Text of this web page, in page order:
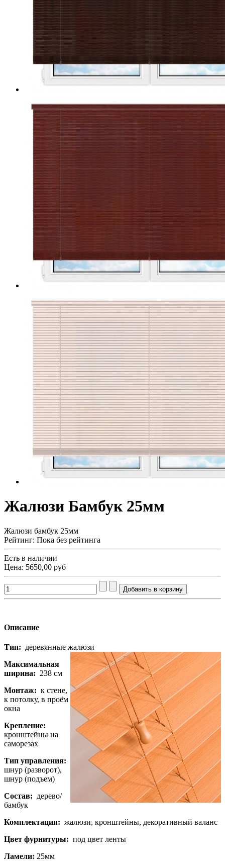
Жалюзи Бамбук 25мм
Жалюзи бамбук 25мм
Рейтинг: Пока без рейтинга
Есть в наличии
Цена: 5650,00 руб
Описание
Тип: деревянные жалюзи
Максимальная
ширина: 238 см
Монтаж: к стене,
к потолку, в проём
окна
Крепление:
кронштейны на
саморезах
Тип управления:
шнур (разворот),
шнур (подъем)
Состав: дерево/
бамбук
Комплектация: жалюзи, кронштейны, декоративный валанс
Цвет фурнитуры: под цвет ленты
Ламели: 25мм